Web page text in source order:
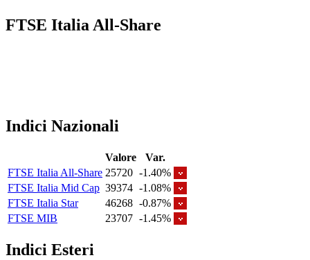
FTSE Italia All-Share
Indici Nazionali
Valore
Var.
FTSE Italia All-Share 25720 -1.40%
FTSE Italia Mid Cap 39374 -1.08%
FTSE Italia Star
46268 -0.87%
FTSE MIB
23707 -1.45%
Indici Esteri